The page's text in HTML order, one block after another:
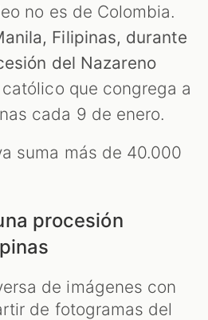
no es de Colombia.
Filipinas, durante
del Nazareno
que congrega a
cada 9 de enero.
suma más de 40.000
procesión
de imágenes con
de fotogramas del